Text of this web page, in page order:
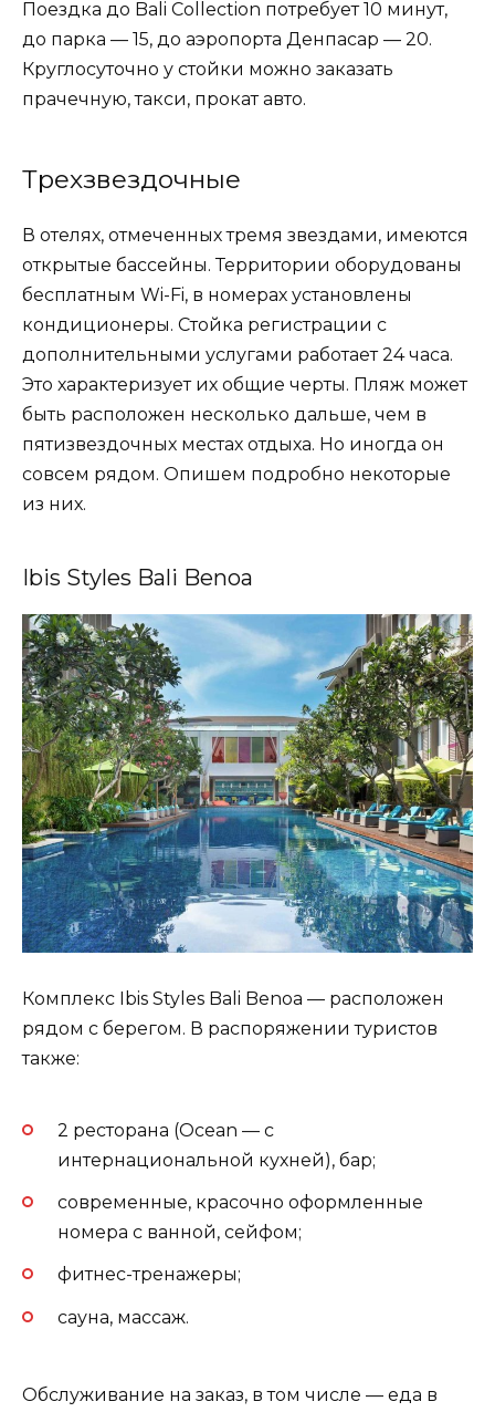
Поездка до Bali Collection потребует 10 минут,
до парка — 15, до аэропорта Денпасар — 20.
Круглосуточно у стойки можно заказать
прачечную, такси, прокат авто.
Трехзвездочные
В отелях, отмеченных тремя звездами, имеются
открытые бассейны. Территории оборудованы
бесплатным Wi-Fi, в номерах установлены
кондиционеры. Стойка регистрации с
дополнительными услугами работает 24 часа.
Это характеризует их общие черты. Пляж может
быть расположен несколько дальше, чем в
пятизвездочных местах отдыха. Но иногда он
совсем рядом. Опишем подробно некоторые
из них.
Ibis Styles Bali Benoa
Комплекс Ibis Styles Bali Benoa — расположен
рядом с берегом. В распоряжении туристов
также:
2 ресторана (Ocean — с
интернациональной кухней), бар;
современные, красочно оформленные
номера с ванной, сейфом;
фитнес-тренажеры;
сауна, массаж.
Обслуживание на заказ, в том числе — еда в